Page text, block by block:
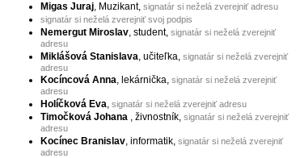
Migas Juraj, Muzikant, signatár si neželá zverejniť adresu
signatár si neželá zverejniť svoj podpis
Nemergut Miroslav , student, signatár si neželá zverejniť
adresu
Miklášová Stanislava , učiteľka, signatár si neželá zverejniť
adresu
Kocíncová Anna, lekárnička, signatár si neželá zverejniť
adresu
Holíčková Eva, signatár si neželá zverejniť adresu
Timočková Johana , živnostník, signatár si neželá zverejniť
adresu
Kocínec Branislav , informatik, signatár si neželá zverejniť
adresu